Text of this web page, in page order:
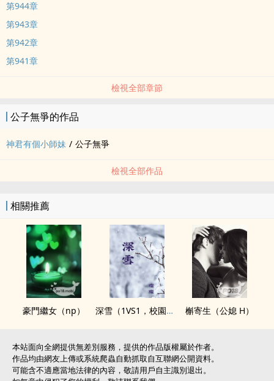
去何從。
第944章
第943章
第942章
第941章
檢視全部章節
公子無爭的作品
神君有個小師妹 / 公子無爭
檢視全部作品
相關推薦
豪門繼女（np） 深雪（1VS1，校園H） 槲寄生（公媳 H）
本站面向全網提供無差別服務，提供的作品版權屬於作者。
作品均由網友上傳或系統爬蟲自動抓取自互聯網公開資料。
可能含不適應當地法律的內容，敬請用戶自主識別退出。